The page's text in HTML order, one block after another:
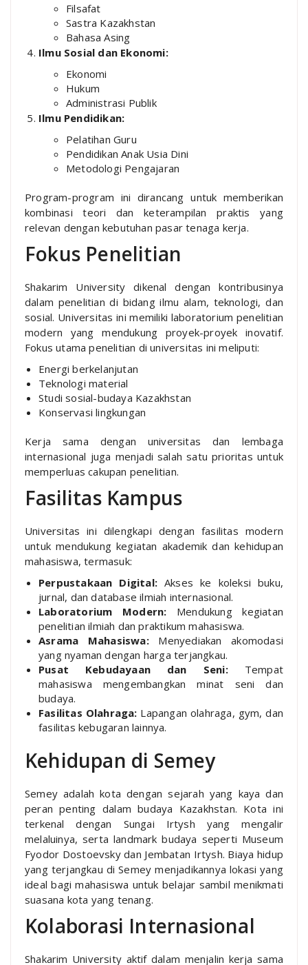
Filsafat
Sastra Kazakhstan
Bahasa Asing
Ilmu Sosial dan Ekonomi:
Ekonomi
Hukum
Administrasi Publik
Ilmu Pendidikan:
Pelatihan Guru
Pendidikan Anak Usia Dini
Metodologi Pengajaran
Program-program ini dirancang untuk memberikan
kombinasi teori dan keterampilan praktis yang
relevan dengan kebutuhan pasar tenaga kerja.
Fokus Penelitian
Shakarim University dikenal dengan kontribusinya
dalam penelitian di bidang ilmu alam, teknologi, dan
sosial. Universitas ini memiliki laboratorium penelitian
modern yang mendukung proyek-proyek inovatif.
Fokus utama penelitian di universitas ini meliputi:
Energi berkelanjutan
Teknologi material
Studi sosial-budaya Kazakhstan
Konservasi lingkungan
Kerja sama dengan universitas dan lembaga
internasional juga menjadi salah satu prioritas untuk
memperluas cakupan penelitian.
Fasilitas Kampus
Universitas ini dilengkapi dengan fasilitas modern
untuk mendukung kegiatan akademik dan kehidupan
mahasiswa, termasuk:
Perpustakaan Digital: Akses ke koleksi buku,
jurnal, dan database ilmiah internasional.
Laboratorium Modern: Mendukung kegiatan
penelitian ilmiah dan praktikum mahasiswa.
Asrama Mahasiswa:Menyediakan akomodasi
yang nyaman dengan harga terjangkau.
Pusat Kebudayaan dan Seni:Tempat
mahasiswa mengembangkan minat seni dan
budaya.
Fasilitas Olahraga: Lapangan olahraga, gym, dan
fasilitas kebugaran lainnya.
Kehidupan di Semey
Semey adalah kota dengan sejarah yang kaya dan
peran penting dalam budaya Kazakhstan. Kota ini
terkenal dengan Sungai Irtysh yang mengalir
melaluinya, serta landmark budaya seperti Museum
Fyodor Dostoevsky dan Jembatan Irtysh. Biaya hidup
yang terjangkau di Semey menjadikannya lokasi yang
ideal bagi mahasiswa untuk belajar sambil menikmati
suasana kota yang tenang.
Kolaborasi Internasional
Shakarim University aktif dalam menjalin kerja sama